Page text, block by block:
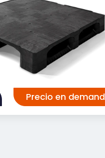
5 mm opstaande rand:
van lading
verkrijgbaar: voor een
optimale
en extra stabiliteit
voor zware ladingen
transport
geschikt voor
Precio en